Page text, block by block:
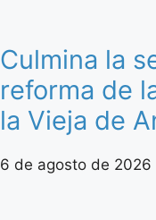
Culmina la
reforma de
la Vieja de
6 de agosto de 2026